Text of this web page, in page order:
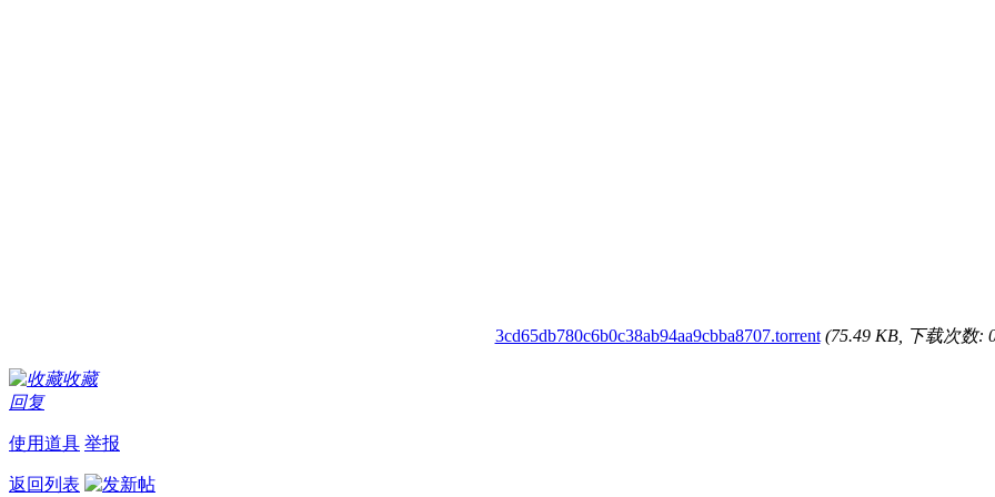
3cd65db780c6b0c38ab94aa9cbba8707.torrent (75.49 KB, 下载次数:
收藏
回复
使用道具 举报
返回列表